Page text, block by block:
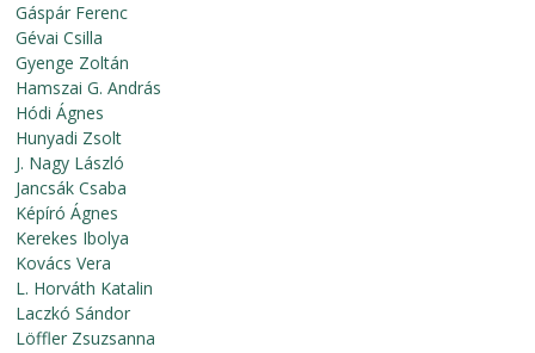
Gáspár Ferenc
Gévai Csilla
Gyenge Zoltán
Hamszai G. András
Hódi Ágnes
Hunyadi Zsolt
J. Nagy László
Jancsák Csaba
Képíró Ágnes
Kerekes Ibolya
Kovács Vera
L. Horváth Katalin
Laczkó Sándor
Löffler Zsuzsanna